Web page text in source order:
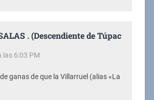
. (Descendiente de Túpac
6:03 PM
ganas de que la Villarruel (alias «La